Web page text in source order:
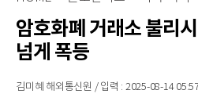
암호화폐 거래소 불리
넘게 폭등
김미혜 해외통신원 / 입력 : 2025-08-14